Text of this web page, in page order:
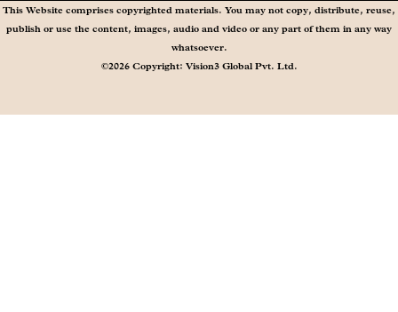
This Website comprises copyrighted materials. You may not copy, distribute, reuse,
publish or use the content, images, audio and video or any part of them in any way
whatsoever.
©2026 Copyright: Vision3 Global Pvt. Ltd.